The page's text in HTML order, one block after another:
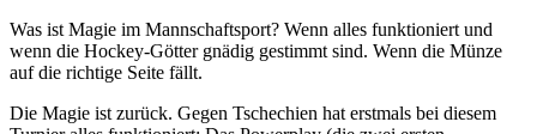
Was ist Magie im Mannschaftsport? Wenn alles funktioniert und
wenn die Hockey-Götter gnädig gestimmt sind. Wenn die Münze
auf die richtige Seite fällt.
Die Magie ist zurück. Gegen Tschechien hat erstmals bei diesem